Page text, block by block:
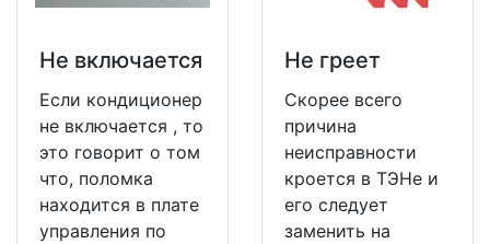
Не включается
Если кондиционер
не включается , то
это говорит о том
что, поломка
находится в плате
управления по
Не греет
Скорее всего
причина
неисправности
кроется в ТЭНе и
его следует
заменить на